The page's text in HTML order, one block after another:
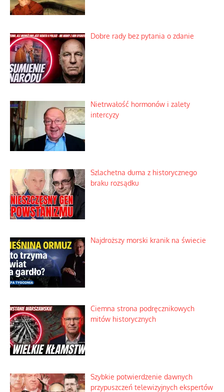
Dobre rady bez pytania o zdanie
Nietrwałość hormonów i zalety
intercyzy
Szlachetna duma z historycznego
braku rozsądku
Najdroższy morski kranik na świecie
Ciemna strona podręcznikowych
mitów historycznych
Szybkie potwierdzenie dawnych
przypuszczeń telewizyjnych ekspertów